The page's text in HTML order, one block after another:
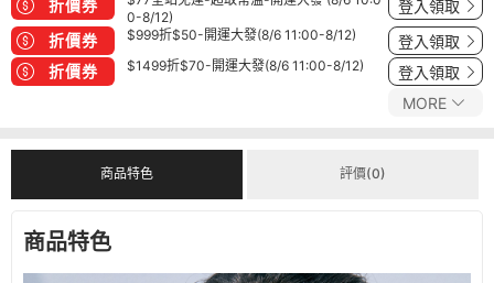
折價券
0-8/12)
登入領取
折價券 $999折$50-開運大發(8/6 11:00-8/12) 登入領取
折價券 $1499折$70-開運大發(8/6 11:00-8/12) 登入領取
MORE
商品特色 評價(0)
商品特色